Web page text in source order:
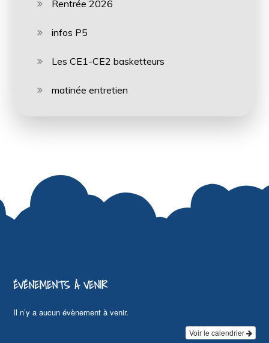
Rentrée 2026
infos P5
Les CE1-CE2 basketteurs
matinée entretien
ÉVÉNEMENTS À VENIR
Il n’y a aucun évènement à venir.
Voir le calendrier